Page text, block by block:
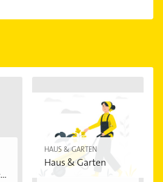
angeboten:
HAUS & GARTEN
Haus & Garten